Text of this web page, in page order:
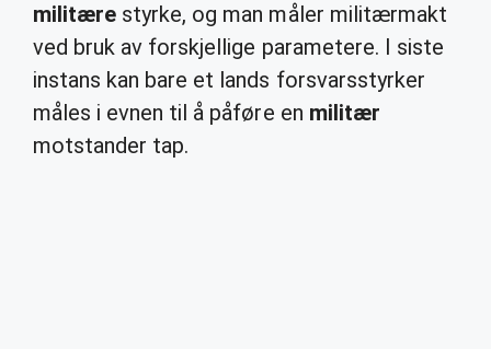
militære styrke, og man måler militærmakt
ved bruk av forskjellige parametere. I siste
instans kan bare et lands forsvarsstyrker
måles i evnen til å påføre en militær
motstander tap.